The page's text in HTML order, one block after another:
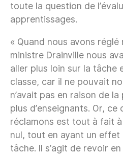
toute la question de
apprentissages.
« Quand nous avons
ministre Drainville nous
aller plus loin sur la tâche
classe, car il ne pouvait
n’avait pas en raison de
plus d’enseignants. Or,
réclamons est tout à fait
nul, tout en ayant un effet
tâche. Il s’agit de revoir